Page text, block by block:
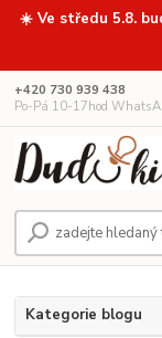
☀️ Ve středu 5.8.
+420 730 939 438
Po-Pá 10-17hod
Kategorie blogu